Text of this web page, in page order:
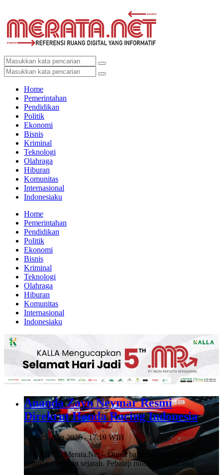
Home
Pemerintahan
Pendidikan
Politik
Ekonomi
Bisnis
Kriminal
Teknologi
Olahraga
Hiburan
Komunitas
Internasional
Indonesiaku
Home
Pemerintahan
Pendidikan
Politik
Ekonomi
Bisnis
Kriminal
Teknologi
Olahraga
Hiburan
Komunitas
Internasional
Indonesiaku
Ananda Zayn Neymar Resmi
Direkrut Honda Racing Indonesia
Rabu, 5 Agu 2026 - 17:19 WIB
JAKARTA, Merata.Net – Dunia balap mobil nasional
kembali mencatat sejarah. Pebalap muda berbakat asal
Sulawesi Selatan,…